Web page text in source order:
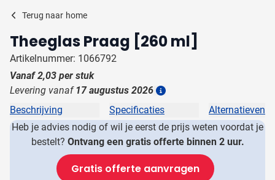
Terug naar home
Theeglas Praag [260 ml]
Artikelnummer: 1066792
Vanaf2,03 per stuk
Levering vanaf 17 augustus 2026
Beschrijving Specificaties
Alternatieven
Heb je advies nodig of wil je eerst de prijs weten voordat je
bestelt? Ontvang een gratis offerte binnen 2 uur.
Gratis offerte aanvragen